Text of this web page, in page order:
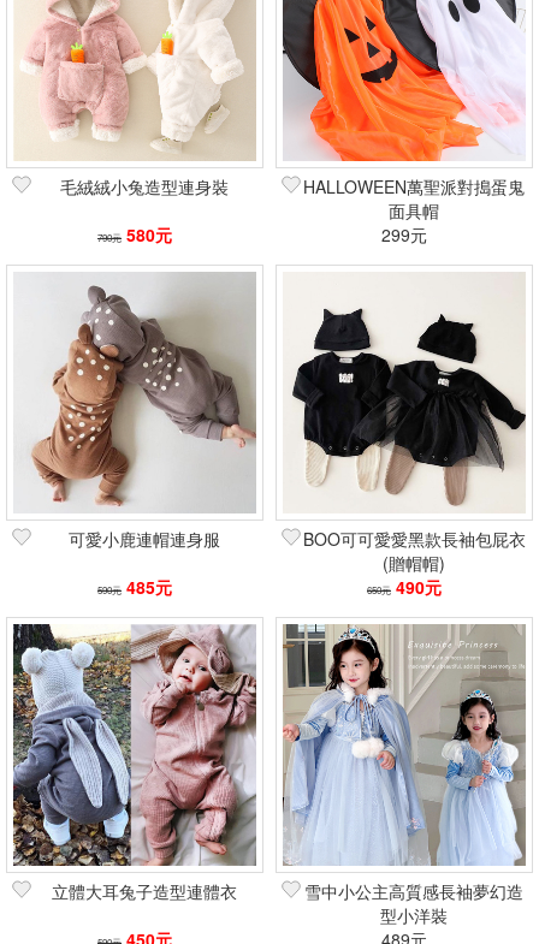
毛絨絨小兔造型連身裝
790元 580元
HALLOWEEN萬聖派對搗蛋鬼
面具帽
299元
可愛小鹿連帽連身服
590元 485元
BOO可可愛愛黑款長袖包屁衣
(贈帽帽)
650元 490元
立體大耳兔子造型連體衣
450元
雪中小公主高質感長袖夢幻造
型小洋裝
489元